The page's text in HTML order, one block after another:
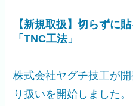
【新規取扱】切らずに
「TNC工法」
株式会社ヤグチ技工が
り扱いを開始しました。